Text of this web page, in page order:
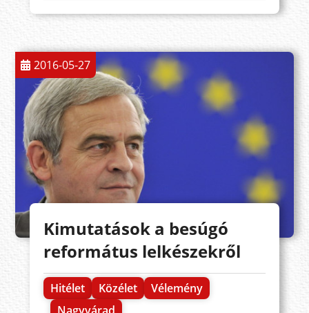
2016-05-27
Kimutatások a besúgó
református lelkészekről
Hitélet Közélet
Vélemény